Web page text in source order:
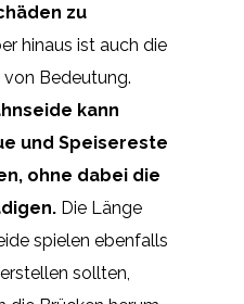
zu
hinaus ist auch die
von Bedeutung.
kann
und Speisereste
ohne dabei die
Die Länge
spielen ebenfalls
sollten,